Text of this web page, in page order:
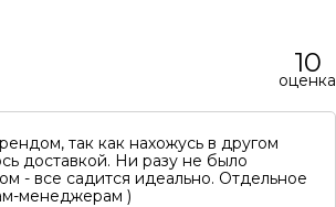
так как нахожусь в другом
доставкой. Ни разу не было
- все садится идеально. Отдельное
менеджерам )
10
оценка